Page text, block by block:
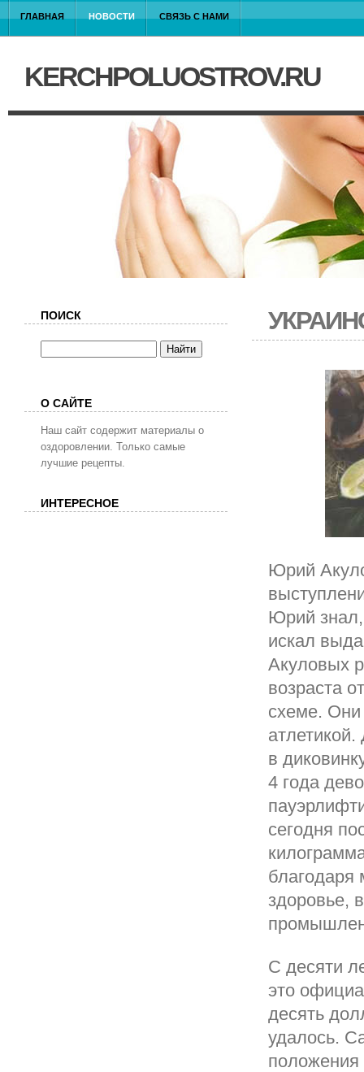
ГЛАВНАЯ НОВОСТИ СВЯЗЬ С НАМИ
KERCHPOLUOSTROV.RU
Юрий
Юрий знал,
искал
Акуловых
возраста
схеме. Они
в
4 года
сегодня
благодаря
здоровье,
С десяти
это
десять
удалось.
положения
ПОИСК
О САЙТЕ
Наш сайт содержит материалы о
оздоровлении. Только самые
лучшие рецепты.
ИНТЕРЕСНОЕ